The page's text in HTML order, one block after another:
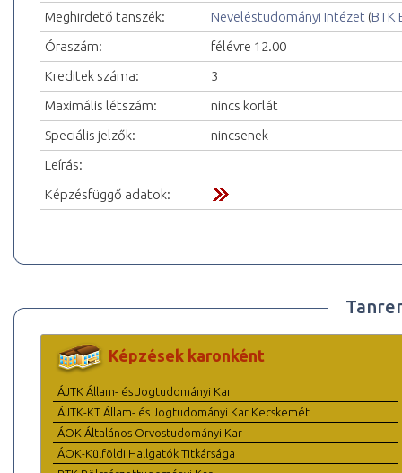
Meghirdető tanszék:
Neveléstudományi Intézet (BTK
Óraszám:
félévre 12.00
Kreditek száma:
3
Maximális létszám:
nincs korlát
Speciális jelzők:
nincsenek
Leírás:
Képzésfüggő adatok:
Képzések karonként
ÁJTK Állam- és Jogtudományi Kar
ÁJTK-KT Állam- és Jogtudományi Kar Kecskemét
ÁOK Általános Orvostudományi Kar
ÁOK-Külföldi Hallgatók Titkársága